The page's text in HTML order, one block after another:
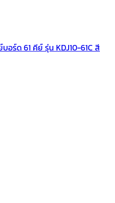
อร์ด 61 คีย์ รุ่น KDJ10-61C สี